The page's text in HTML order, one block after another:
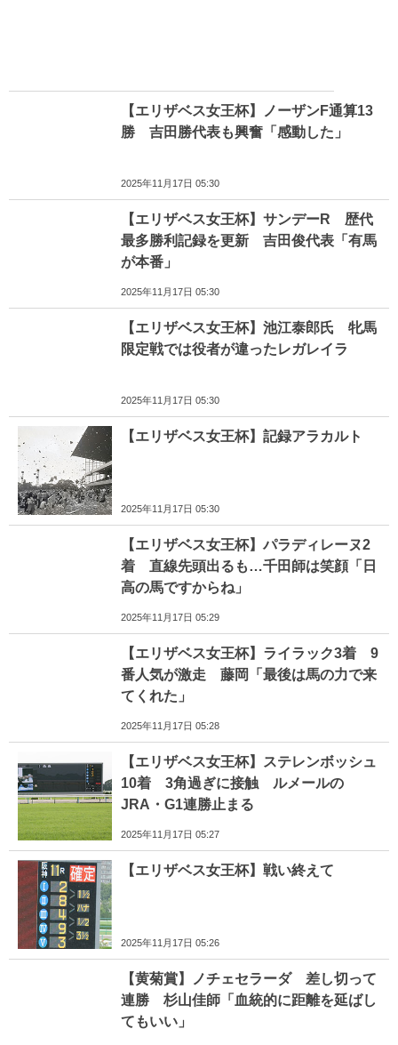
【エリザベス女王杯】ノーザンF通算13
勝 吉田勝代表も興奮「感動した」
2025年11月17日 05:30
【エリザベス女王杯】サンデーR 歴代
最多勝利記録を更新 吉田俊代表「有馬
が本番」
2025年11月17日 05:30
【エリザベス女王杯】池江泰郎氏 牝馬
限定戦では役者が違ったレガレイラ
2025年11月17日 05:30
【エリザベス女王杯】記録アラカルト
2025年11月17日 05:30
【エリザベス女王杯】パラディレーヌ2
着 直線先頭出るも…千田師は笑顔「日
高の馬ですからね」
2025年11月17日 05:29
【エリザベス女王杯】ライラック3着 9
番人気が激走 藤岡「最後は馬の力で来
てくれた」
2025年11月17日 05:28
【エリザベス女王杯】ステレンボッシュ
10着 3角過ぎに接触 ルメールの
JRA・G1連勝止まる
2025年11月17日 05:27
【エリザベス女王杯】戦い終えて
2025年11月17日 05:26
【黄菊賞】ノチェセラーダ 差し切って
連勝 杉山佳師「血統的に距離を延ばし
てもいい」